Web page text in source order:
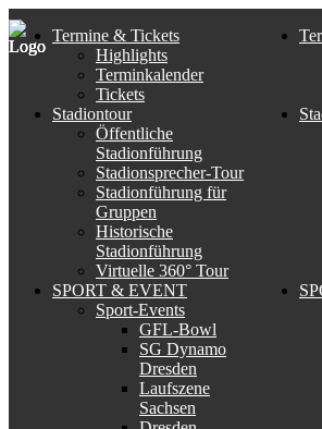
Termine & Tickets
Highlights
Terminkalender
Tickets
Stadiontour
Öffentliche
Stadionführung
Stadionsprecher-Tour
Stadionführung für
Gruppen
Historische
Stadionführung
Virtuelle 360° Tour
SPORT & EVENT
Sport-Events
GFL-Bowl
SG Dynamo
Dresden
Laufszene
Sachsen